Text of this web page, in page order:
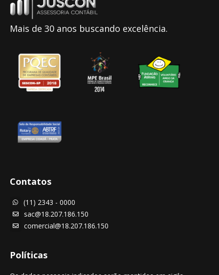
Mais de 30 anos buscando excelência.
Contatos
 (11) 2343 - 0000
 sac@18.207.186.150
 comercial@18.207.186.150
Políticas